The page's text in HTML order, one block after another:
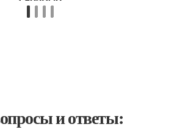
и ответы: